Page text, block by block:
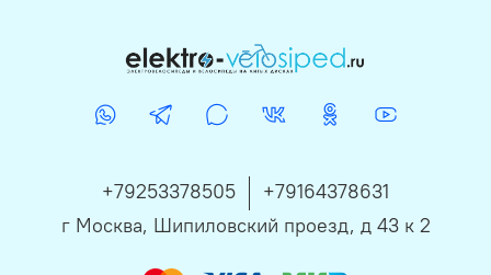
+79253378505
+79164378631
г Москва, Шипиловский проезд, д 43 к 2